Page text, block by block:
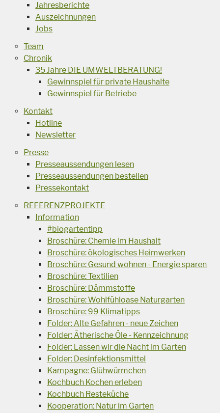
Jahresberichte
Auszeichnungen
Jobs
Team
Chronik
35 Jahre DIE UMWELTBERATUNG!
Gewinnspiel für private Haushalte
Gewinnspiel für Betriebe
Kontakt
Hotline
Newsletter
Presse
Presseaussendungen lesen
Presseaussendungen bestellen
Pressekontakt
REFERENZPROJEKTE
Information
#biogartentipp
Broschüre: Chemie im Haushalt
Broschüre: ökologisches Heimwerken
Broschüre: Gesund wohnen - Energie sparen
Broschüre: Textilien
Broschüre: Dämmstoffe
Broschüre: Wohlfühloase Naturgarten
Broschüre: 99 Klimatipps
Folder: Alte Gefahren - neue Zeichen
Folder: Ätherische Öle - Kennzeichnung
Folder: Lassen wir die Nacht im Garten
Folder: Desinfektionsmittel
Kampagne: Glühwürmchen
Kochbuch Kochen erleben
Kochbuch Resteküche
Kooperation: Natur im Garten